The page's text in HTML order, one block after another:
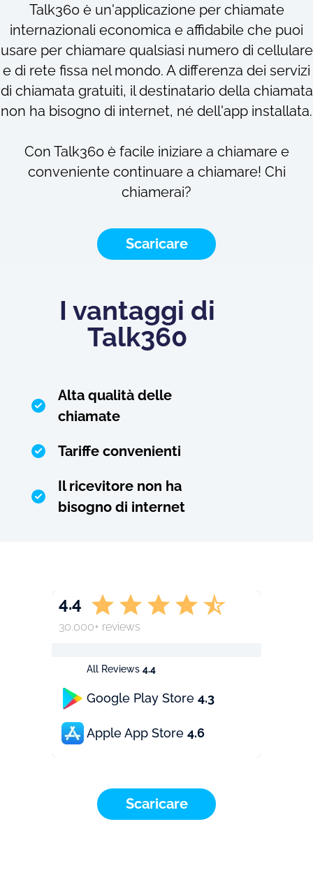
Talk360 è un'applicazione per chiamate
internazionali economica e affidabile che puoi
usare per chiamare qualsiasi numero di cellulare
e di rete fissa nel mondo. A differenza dei servizi
di chiamata gratuiti, il destinatario della chiamata
non ha bisogno di internet, né dell'app installata.
Con Talk360 è facile iniziare a chiamare e
conveniente continuare a chiamare! Chi
chiamerai?
Scaricare
I vantaggi di
Talk360
Alta qualità delle
chiamate
Tariffe convenienti
Il ricevitore non ha
bisogno di internet
All Reviews 4.4
Google Play Store 4.3
Apple App Store 4.6
4.4
30.000+ reviews
Scaricare